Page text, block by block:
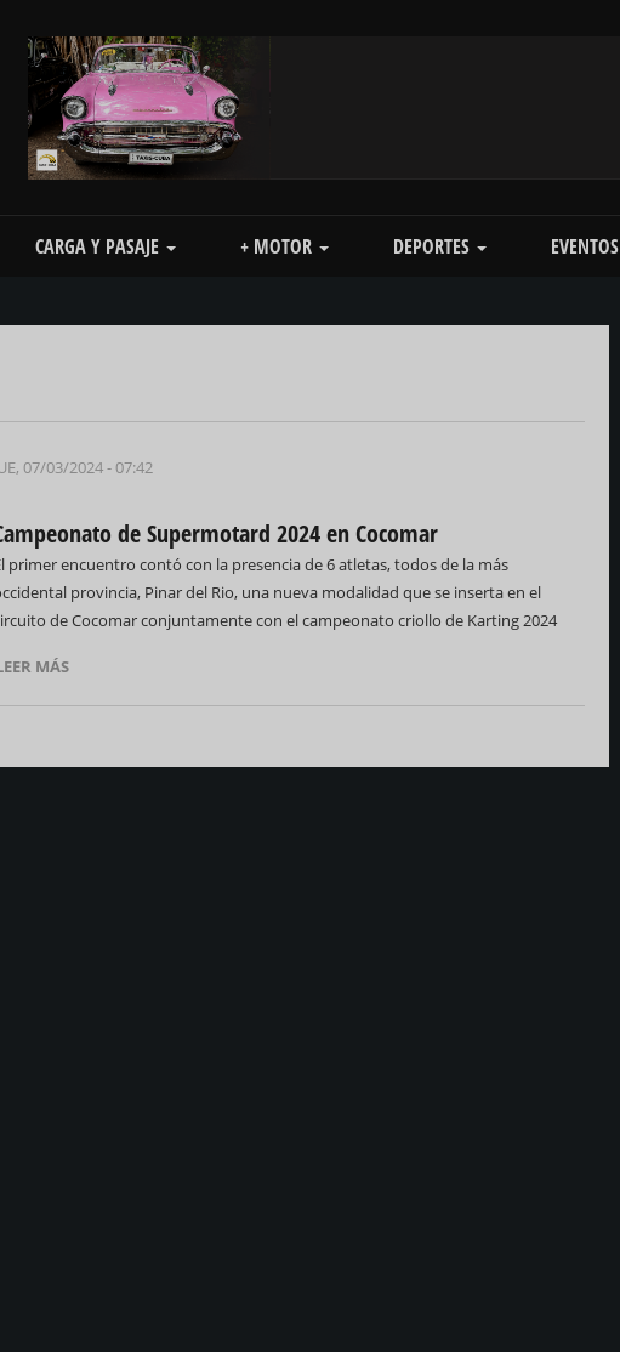
CARGA Y PASAJE + MOTOR DEPORTES EVENTOS
07/03/2024 - 07:42
de Supermotard 2024 en Cocomar
primer encuentro contó con la presencia de 6 atletas, todos de la más
provincia, Pinar del Rio, una nueva modalidad que se inserta en el
de Cocomar conjuntamente con el campeonato criollo de Karting 2024
MÁS